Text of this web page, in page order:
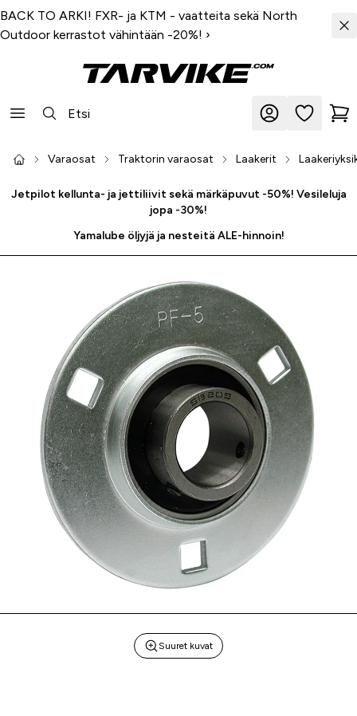
BACK TO ARKI! FXR- ja KTM - vaatteita sekä North
Outdoor kerrastot vähintään -20%! ›
Varaosat Traktorin varaosat Laakerit
Jetpilot kellunta- ja jettiliivit sekä märkäpuvut -50%! Vesileluja
jopa -30%!
Yamalube öljyjä ja nesteitä ALE-hinnoin!
Suuret kuvat